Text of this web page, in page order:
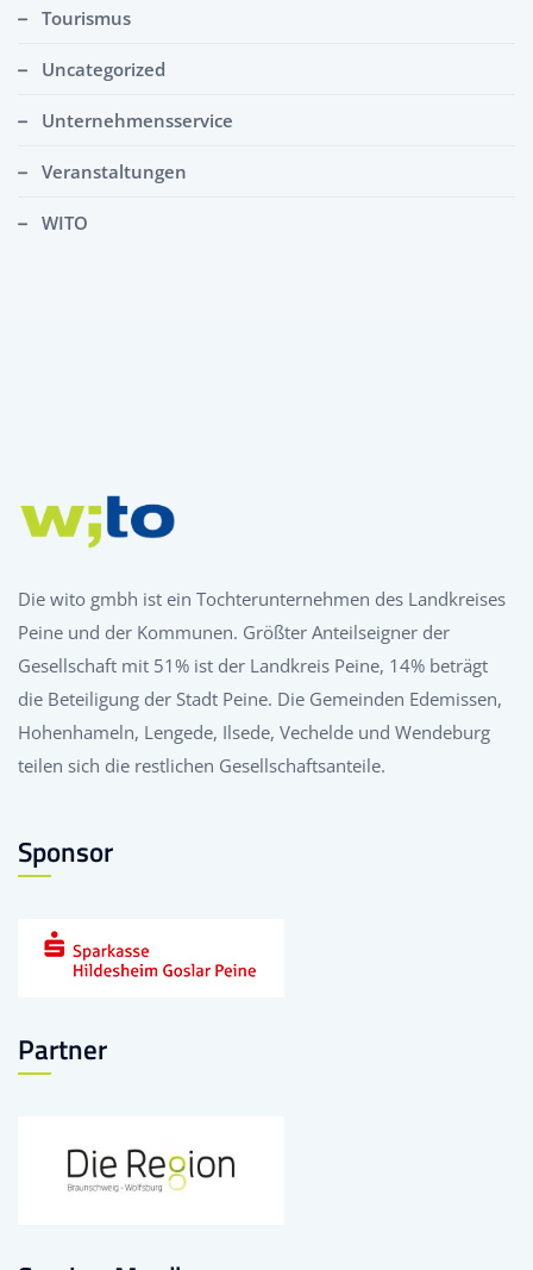
Tourismus
Uncategorized
Unternehmensservice
Veranstaltungen
WITO
Die wito gmbh ist ein Tochterunternehmen des Landkreises
Peine und der Kommunen. Größter Anteilseigner der
Gesellschaft mit 51% ist der Landkreis Peine, 14% beträgt
die Beteiligung der Stadt Peine. Die Gemeinden Edemissen,
Hohenhameln, Lengede, Ilsede, Vechelde und Wendeburg
teilen sich die restlichen Gesellschaftsanteile.
Sponsor
Partner